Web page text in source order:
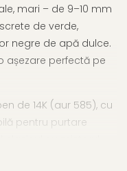
mari – de 9–10 mm
de verde,
negre de apă dulce.
așezare perfectă pe
de 14K (aur 585), cu
pentru purtare
care preferă